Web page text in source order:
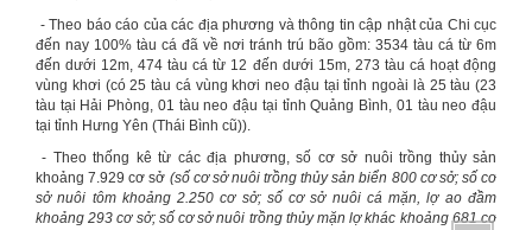
- Theo báo cáo của các địa phương và thông tin cập nhật của Chi cục
đến nay 100% tàu cá đã về nơi tránh trú bão gồm: 3534 tàu cá từ 6m
đến dưới 12m, 474 tàu cá từ 12 đến dưới 15m, 273 tàu cá hoạt động
vùng khơi (có 25 tàu cá vùng khơi neo đậu tại tỉnh ngoài là 25 tàu (23
tàu tại Hải Phòng, 01 tàu neo đậu tại tỉnh Quảng Bình, 01 tàu neo đậu
tại tỉnh Hưng Yên (Thái Bình cũ)).
- Theo thống kê từ các địa phương, số cơ sở nuôi trồng thủy sản
khoảng 7.929 cơ sở (số cơ sở nuôi trồng thủy sản biển 800cơ sở;số cơ
sở nuôi tôm khoảng2.250 cơ sở;số cơ sở nuôi cá mặn, lợ ao đầm
khoảng 293 cơ sở;số cơ sở nuôi trồng thủymặn lợ khác khoảng 681cơ